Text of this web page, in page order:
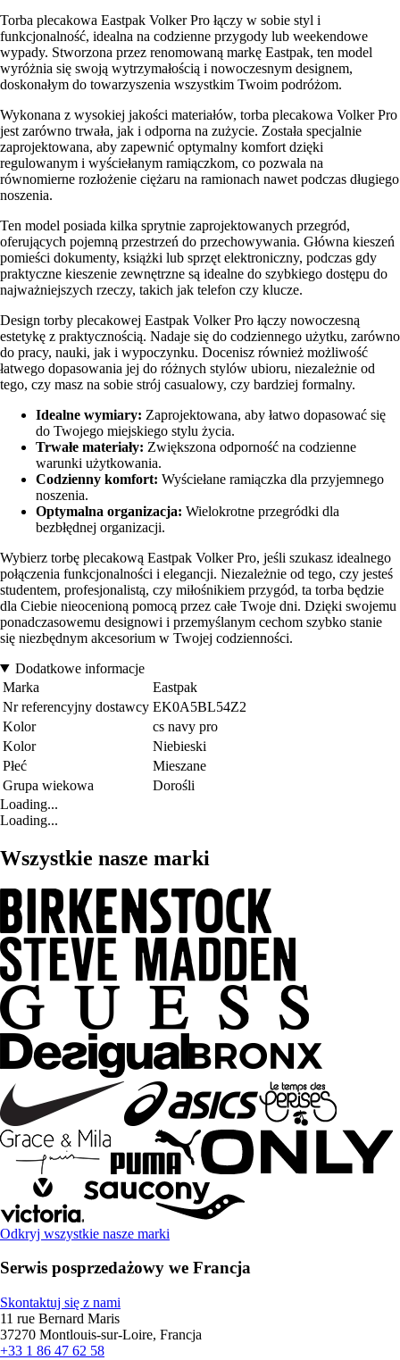
Torba plecakowa Eastpak Volker Pro łączy w sobie styl i
funkcjonalność, idealna na codzienne przygody lub weekendowe
wypady. Stworzona przez renomowaną markę Eastpak, ten model
wyróżnia się swoją wytrzymałością i nowoczesnym designem,
doskonałym do towarzyszenia wszystkim Twoim podróżom.
Wykonana z wysokiej jakości materiałów, torba plecakowa Volker Pro
jest zarówno trwała, jak i odporna na zużycie. Została specjalnie
zaprojektowana, aby zapewnić optymalny komfort dzięki
regulowanym i wyściełanym ramiączkom, co pozwala na
równomierne rozłożenie ciężaru na ramionach nawet podczas długiego
noszenia.
Ten model posiada kilka sprytnie zaprojektowanych przegród,
oferujących pojemną przestrzeń do przechowywania. Główna kieszeń
pomieści dokumenty, książki lub sprzęt elektroniczny, podczas gdy
praktyczne kieszenie zewnętrzne są idealne do szybkiego dostępu do
najważniejszych rzeczy, takich jak telefon czy klucze.
Design torby plecakowej Eastpak Volker Pro łączy nowoczesną
estetykę z praktycznością. Nadaje się do codziennego użytku, zarówno
do pracy, nauki, jak i wypoczynku. Docenisz również możliwość
łatwego dopasowania jej do różnych stylów ubioru, niezależnie od
tego, czy masz na sobie strój casualowy, czy bardziej formalny.
Idealne wymiary: Zaprojektowana, aby łatwo dopasować się
do Twojego miejskiego stylu życia.
Trwałe materiały: Zwiększona odporność na codzienne
warunki użytkowania.
Codzienny komfort: Wyściełane ramiączka dla przyjemnego
noszenia.
Optymalna organizacja: Wielokrotne przegródki dla
bezbłędnej organizacji.
Wybierz torbę plecakową Eastpak Volker Pro, jeśli szukasz idealnego
połączenia funkcjonalności i elegancji. Niezależnie od tego, czy jesteś
studentem, profesjonalistą, czy miłośnikiem przygód, ta torba będzie
dla Ciebie nieocenioną pomocą przez całe Twoje dni. Dzięki swojemu
ponadczasowemu designowi i przemyślanym cechom szybko stanie
się niezbędnym akcesorium w Twojej codzienności.
Dodatkowe informacje
Marka
Eastpak
Nr referencyjny dostawcy EK0A5BL54Z2
Kolor
cs navy pro
Kolor
Niebieski
Płeć
Mieszane
Grupa wiekowa
Dorośli
Loading...
Loading...
Wszystkie nasze marki
Odkryj wszystkie nasze marki
Serwis posprzedażowy we Francja
Skontaktuj się z nami
11 rue Bernard Maris
37270 Montlouis-sur-Loire, Francja
+33 1 86 47 62 58